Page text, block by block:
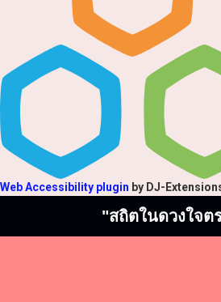
Web Accessibility plugin by DJ-
"สถิตในดวงใจต